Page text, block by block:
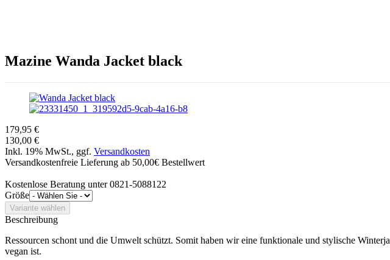
Mazine Wanda Jacket black
179,95 €
130,00 €
Inkl. 19% MwSt., ggf. Versandkosten
Versandkostenfreie Lieferung ab 50,00€ Bestellwert
Kostenlose Beratung unter 0821-5088122
Größe
Beschreibung
Ressourcen schont und die Umwelt schützt. Somit haben wir eine funktionale und stylische
vegan ist.